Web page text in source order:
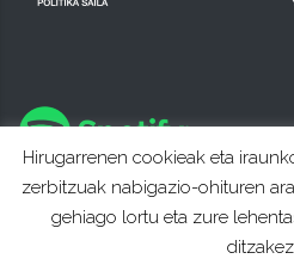
Hirugarrenen cookieak eta
zerbitzuak nabigazio-ohituren
gehiago lortu eta zure